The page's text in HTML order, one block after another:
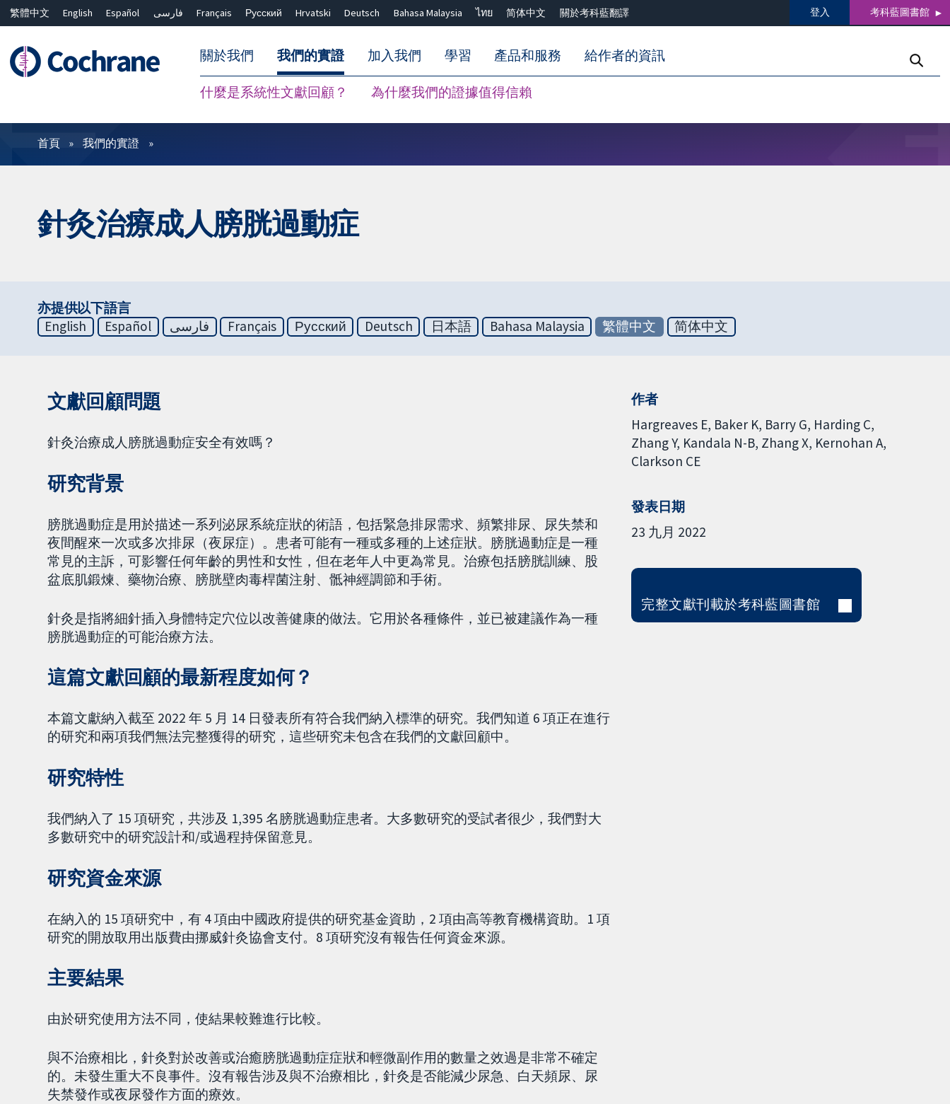
繁體中文 English Español فارسی Français Русский Hrvatski Deutsch Bahasa Malaysia ไทย 简体中文 關於考科藍翻譯 登入 考科藍圖書館
關於我們 我們的實證
什麼是系統性文獻回顧？ 為什麼我們的證據值得信賴
加入我們 學習 產品和服務 給作者的資訊
篩選條件
首頁 我們的實證
針灸治療成人膀胱過動症
亦提供以下語言
English
Español فارسی Français Русский Deutsch 日本語 Bahasa Malaysia 繁體中文 简体中文
文獻回顧問題
針灸治療成人膀胱過動症安全有效嗎？
研究背景
膀胱過動症是用於描述一系列泌尿系統症狀的術語，包括緊急排尿需求、頻繁排尿、尿失禁和
夜間醒來一次或多次排尿（夜尿症）。患者可能有一種或多種的上述症狀。膀胱過動症是一種
常見的主訴，可影響任何年齡的男性和女性，但在老年人中更為常見。治療包括膀胱訓練、股
盆底肌鍛煉、藥物治療、膀胱壁肉毒桿菌注射、骶神經調節和手術。
針灸是指將細針插入身體特定穴位以改善健康的做法。它用於各種條件，並已被建議作為一種
膀胱過動症的可能治療方法。
這篇文獻回顧的最新程度如何？
本篇文獻納入截至 2022 年 5 月 14 日發表所有符合我們納入標準的研究。我們知道 6 項正在進行
的研究和兩項我們無法完整獲得的研究，這些研究未包含在我們的文獻回顧中。
研究特性
我們納入了 15 項研究，共涉及 1,395 名膀胱過動症患者。大多數研究的受試者很少，我們對大
多數研究中的研究設計和/或過程持保留意見。
研究資金來源
在納入的 15 項研究中，有 4 項由中國政府提供的研究基金資助，2 項由高等教育機構資助。1 項
研究的開放取用出版費由挪威針灸協會支付。8 項研究沒有報告任何資金來源。
主要結果
由於研究使用方法不同，使結果較難進行比較。
與不治療相比，針灸對於改善或治癒膀胱過動症症狀和輕微副作用的數量之效過是非常不確定
的。未發生重大不良事件。沒有報告涉及與不治療相比，針灸是否能減少尿急、白天頻尿、尿
失禁發作或夜尿發作方面的療效。
作者
Hargreaves E Baker K Barry G Harding C
Zhang Y Kandala N-B Zhang X Kernohan A
Clarkson CE
發表日期
23 九月 2022
完整文獻刊載於考科藍圖書館